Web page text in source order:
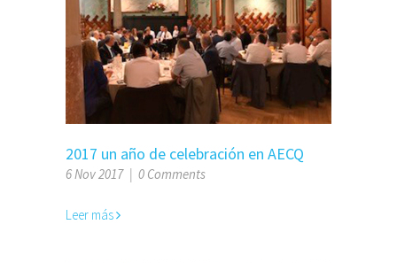
2017 un año de celebración en AECQ
6 Nov 2017 | 0 Comments
Leer más